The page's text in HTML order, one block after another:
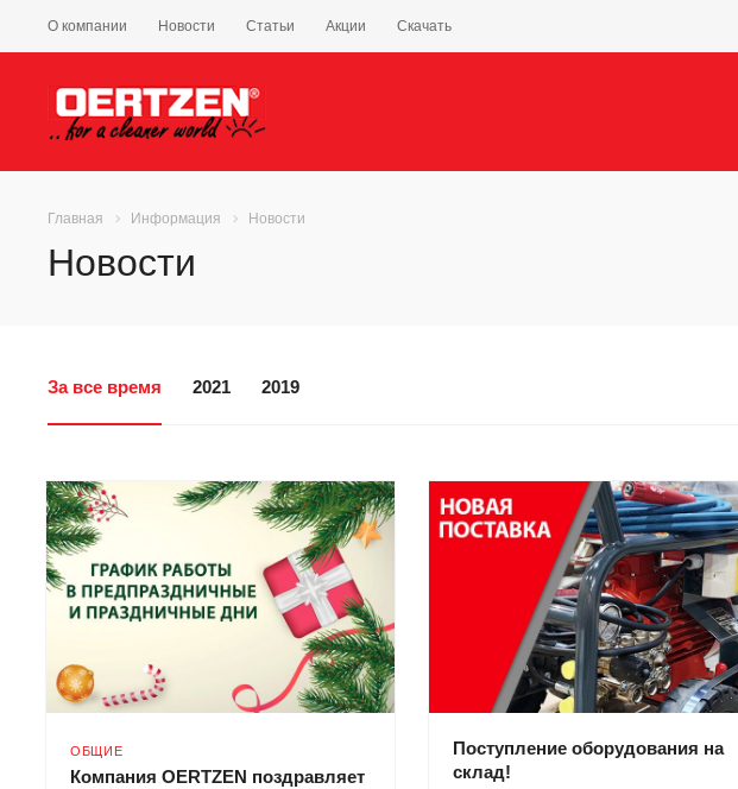
О компании Новости Статьи Акции Скачать
Главная Информация Новости
Новости
За все время 2021 2019
ОБЩИЕ
Компания OERTZEN поздравляет
Поступление оборудования на
склад!